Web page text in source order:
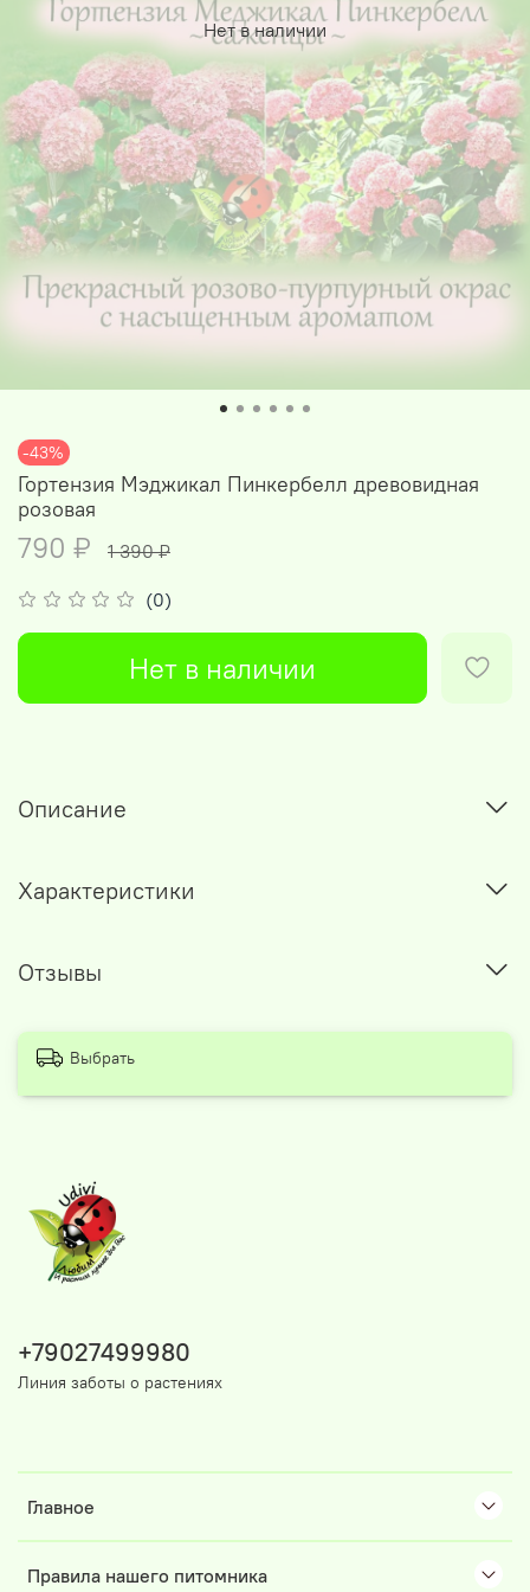
Нет в наличии
-43%
(0)
Гортензия Мэджикал Пинкербелл древовидная
розовая
790 ₽ 1 390 ₽
Нет в наличии
Описание
Характеристики
Отзывы
Выбрать
Главное
Правила нашего питомника
+79027499980
Линия заботы о растениях